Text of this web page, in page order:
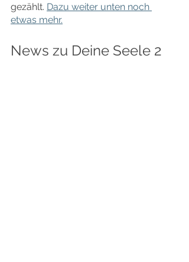
gezählt. Dazu weiter unten noch
etwas mehr.
News zu Deine Seele 2